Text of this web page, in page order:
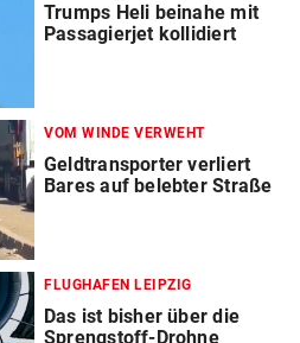
Trumps Heli beinahe mit
Passagierjet kollidiert
VOM WINDE VERWEHT
Geldtransporter verliert
Bares auf belebter Straße
FLUGHAFEN LEIPZIG
Das ist bisher über die
Sprengstoff-Drohne